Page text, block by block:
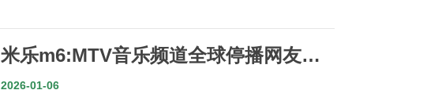
米乐m6:MTV音乐频道全球停播网友：
电视MV年代闭幕了
2026-01-06